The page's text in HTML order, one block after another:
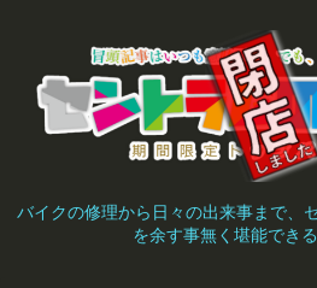
バイクの修理から日々の出来事まで、
を余す事無く堪能でき